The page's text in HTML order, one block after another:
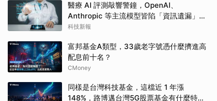
醫療 AI 評測敲響警鐘，OpenAI、
Anthropic 等主流模型皆陷「資訊遺漏」盲
點
科技新報
富邦基金A類型，33歲老字號憑什麼擠進高
配息前十名？
CMoney
同樣是台灣科技基金，這檔近 1 年漲
148%，路博邁台灣5G股票基金有什麼特